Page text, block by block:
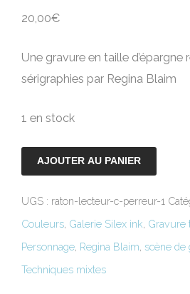
20,00€
Une gravure en taille d’épargne
sérigraphies par Regina Blaim
1 en stock
AJOUTER AU PANIER
UGS : raton-lecteur-c-perreur-1
Couleurs Galerie Silex ink Gravure
Personnage Regina Blaim scène de
Techniques mixtes